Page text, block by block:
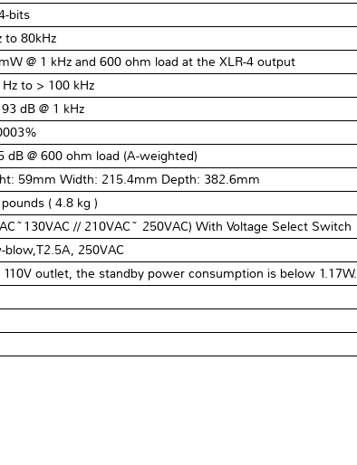
bits
to 80kHz
@ 1 kHz and 600 ohm load at the XLR-4 output
to > 100 kHz
dB @ 1 kHz
dB @ 600 ohm load (A-weighted)
59mm Width: 215.4mm Depth: 382.6mm
( 4.8 kg )
// 210VAC~ 250VAC) With Voltage Select Switch
blow,T2.5A, 250VAC
outlet, the standby power consumption is below 1.17W.